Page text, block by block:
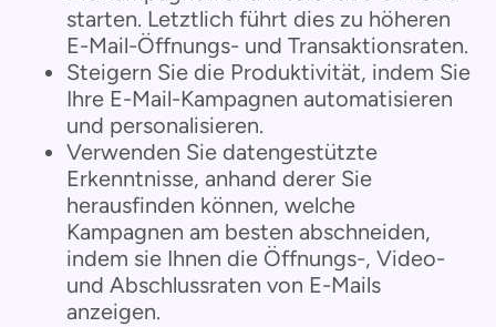
starten. Letztlich führt dies zu höheren
E-Mail-Öffnungs- und Transaktionsraten.
Steigern Sie die Produktivität, indem Sie
Ihre E-Mail-Kampagnen automatisieren
und personalisieren.
Verwenden Sie datengestützte
Erkenntnisse, anhand derer Sie
herausfinden können, welche
Kampagnen am besten abschneiden,
indem sie Ihnen die Öffnungs-, Video-
und Abschlussraten von E-Mails
anzeigen.